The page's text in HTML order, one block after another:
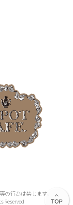
行為は禁じます。